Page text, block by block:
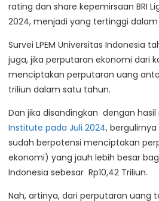
rating dan share kepemirsaan BRI
2024, menjadi yang tertinggi
Survei LPEM Universitas Indonesia
juga, jika perputaran ekonomi dari
menciptakan perputaran uang
triliun dalam satu tahun.
Dan jika disandingkan dengan hasil
Institute pada Juli 2024, bergulirnya
sudah berpotensi menciptakan
ekonomi) yang jauh lebih besar
Indonesia sebesar Rp10,42 Triliun.
Nah, artinya, dari perputaran uang